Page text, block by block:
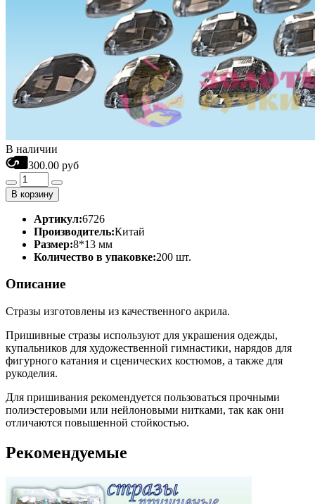
В наличии
300.00 руб
В корзину
Артикул:6726
Производитель:Китай
Размер:8*13 мм
Количество в упаковке:200 шт.
Описание
Стразы изготовлены из качественного акрила.
Пришивные стразы используют для украшения одежды,
купальников для художественной гимнастики, нарядов для
фигурного катания и сценических костюмов, а также для
рукоделия.
Для пришивания рекомендуется пользоваться прочными
полиэстеровыми или нейлоновыми нитками, так как они
отличаются повышенной стойкостью.
Рекомендуемые